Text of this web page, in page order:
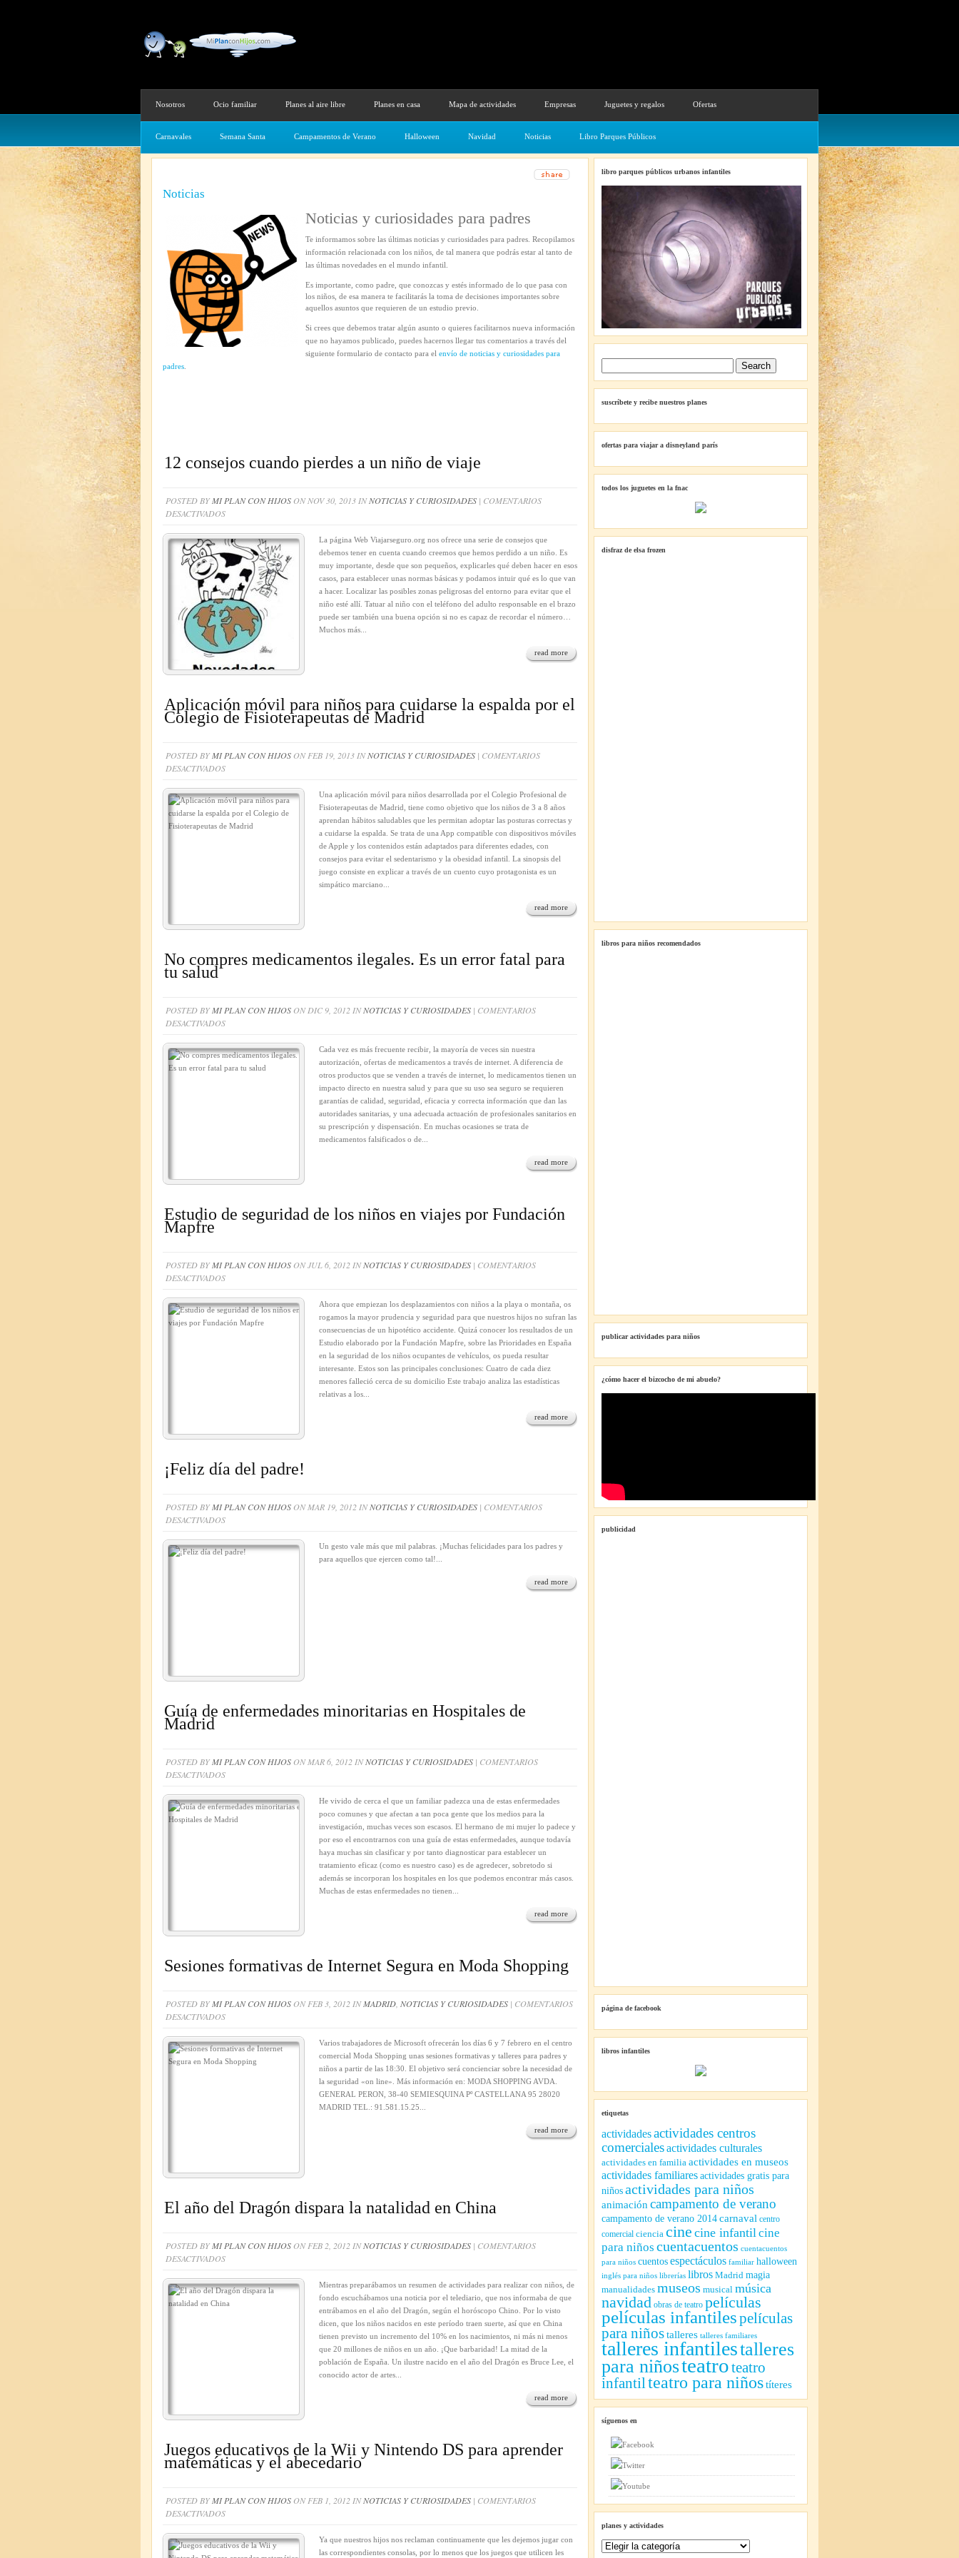
Nosotros Ocio familiar Planes al aire libre Planes en casa Mapa de actividades Empresas Juguetes y regalos Ofertas
Carnavales Semana Santa Campamentos de Verano Halloween Navidad Noticias Libro Parques Públicos
Noticias
Noticias y curiosidades para padres
Te informamos sobre las últimas noticias y curiosidades para padres. Recopilamos
información relacionada con los niños, de tal manera que podrás estar al tanto de
las últimas novedades en el mundo infantil.
Es importante, como padre, que conozcas y estés informado de lo que pasa con
los niños, de esa manera te facilitarás la toma de decisiones importantes sobre
aquellos asuntos que requieren de un estudio previo.
Si crees que debemos tratar algún asunto o quieres facilitarnos nueva información
que no hayamos publicado, puedes hacernos llegar tus comentarios a través del
siguiente formulario de contacto para el envío de noticias y curiosidades para
padres
12 consejos cuando pierdes a un niño de viaje
POSTED BY MI PLAN CON HIJOS ON NOV 30, 2013 INNOTICIAS Y CURIOSIDADES | COMENTARIOS
DESACTIVADOSEN
CONSEJOS
CUANDO
PIERDES
A
UN
NIÑO
DE
VIAJE
La página Web Viajarseguro.org nos ofrece una serie de consejos que
debemos tener en cuenta cuando creemos que hemos perdido a un niño. Es
muy importante, desde que son pequeños, explicarles qué deben hacer en esos
casos, para establecer unas normas básicas y podamos intuir qué es lo que van
a hacer. Localizar las posibles zonas peligrosas del entorno para evitar que el
niño esté allí. Tatuar al niño con el teléfono del adulto responsable en el brazo
puede ser también una buena opción si no es capaz de recordar el número…
Muchos más...
read more
Aplicación móvil para niños para cuidarse la espalda por el
Colegio de Fisioterapeutas de Madrid
POSTED BY MI PLAN CON HIJOS ON FEB 19, 2013 INNOTICIAS Y CURIOSIDADES | COMENTARIOS
DESACTIVADOSEN
MÓVIL
PARA
NIÑOS
PARA
MADRID
Una aplicación móvil para niños desarrollada por el Colegio Profesional de
Fisioterapeutas de Madrid, tiene como objetivo que los niños de 3 a 8 años
aprendan hábitos saludables que les permitan adoptar las posturas correctas y
a cuidarse la espalda. Se trata de una App compatible con dispositivos móviles
de Apple y los contenidos están adaptados para diferentes edades, con
consejos para evitar el sedentarismo y la obesidad infantil. La sinopsis del
juego consiste en explicar a través de un cuento cuyo protagonista es un
simpático marciano...
read more
No compres medicamentos ilegales. Es un error fatal para
tu salud
POSTED BY MI PLAN CON HIJOS ON DIC 9, 2012 INNOTICIAS Y CURIOSIDADES | COMENTARIOS
DESACTIVADOSEN
COMPRES
MEDICAMENTOS
ILEGALES.
Cada vez es más frecuente recibir, la mayoría de veces sin nuestra
autorización, ofertas de medicamentos a través de internet. A diferencia de
otros productos que se venden a través de internet, lo medicamentos tienen un
impacto directo en nuestra salud y para que su uso sea seguro se requieren
garantías de calidad, seguridad, eficacia y correcta información que dan las
autoridades sanitarias, y una adecuada actuación de profesionales sanitarios en
su prescripción y dispensación. En muchas ocasiones se trata de
medicamentos falsificados o de...
read more
Estudio de seguridad de los niños en viajes por Fundación
Mapfre
POSTED BY MI PLAN CON HIJOS ON JUL 6, 2012 INNOTICIAS Y CURIOSIDADES | COMENTARIOS
DESACTIVADOSEN
DE
SEGURIDAD
DE
Ahora que empiezan los desplazamientos con niños a la playa o montaña, os
rogamos la mayor prudencia y seguridad para que nuestros hijos no sufran las
consecuencias de un hipotético accidente. Quizá conocer los resultados de un
Estudio elaborado por la Fundación Mapfre, sobre las Prioridades en España
en la seguridad de los niños ocupantes de vehículos, os pueda resultar
interesante. Estos son las principales conclusiones: Cuatro de cada diez
menores falleció cerca de su domicilio Este trabajo analiza las estadísticas
relativas a los...
read more
¡Feliz día del padre!
POSTED BY MI PLAN CON HIJOS ON MAR 19, 2012 INNOTICIAS Y CURIOSIDADES | COMENTARIOS
DESACTIVADOSEN
DÍA
DEL
Un gesto vale más que mil palabras. ¡Muchas felicidades para los padres y
para aquellos que ejercen como tal!...
read more
Guía de enfermedades minoritarias en Hospitales de
Madrid
POSTED BY MI PLAN CON HIJOS ON MAR 6, 2012 INNOTICIAS Y CURIOSIDADES | COMENTARIOS
DESACTIVADOSEN
DE
ENFERMEDADES
MINORITARIAS
He vivido de cerca el que un familiar padezca una de estas enfermedades
poco comunes y que afectan a tan poca gente que los medios para la
investigación, muchas veces son escasos. El hermano de mi mujer lo padece y
por eso el encontrarnos con una guía de estas enfermedades, aunque todavía
haya muchas sin clasificar y por tanto diagnosticar para establecer un
tratamiento eficaz (como es nuestro caso) es de agredecer, sobretodo si
además se incorporan los hospitales en los que podemos encontrar más casos.
Muchas de estas enfermedades no tienen...
read more
Sesiones formativas de Internet Segura en Moda Shopping
POSTED BY MI PLAN CON HIJOS ON FEB 3, 2012 INMADRID NOTICIAS Y CURIOSIDADES | COMENTARIOS
DESACTIVADOSEN
FORMATIVAS
DE
INTERNET
Varios trabajadores de Microsoft ofrecerán los días 6 y 7 febrero en el centro
comercial Moda Shopping unas sesiones formativas y talleres para padres y
niños a partir de las 18:30. El objetivo será concienciar sobre la necesidad de
la seguridad «on line». Más información en: MODA SHOPPING AVDA.
GENERAL PERON, 38-40 SEMIESQUINA Pº CASTELLANA 95 28020
MADRID TEL.: 91.581.15.25...
read more
El año del Dragón dispara la natalidad en China
POSTED BY MI PLAN CON HIJOS ON FEB 2, 2012 INNOTICIAS Y CURIOSIDADES | COMENTARIOS
DESACTIVADOSEN
AÑO
DEL
DRAGÓN
Mientras preparábamos un resumen de actividades para realizar con niños, de
fondo escuchábamos una noticia por el telediario, que nos informaba de que
entrábamos en el año del Dragón, según el horóscopo Chino. Por lo visto
dicen, que los niños nacidos en este período traen suerte, así que en China
tienen previsto un incremento del 10% en los nacimientos, ni más ni menos
que 20 millones de niños en un año. ¡Que barbaridad! La mitad de la
población de España. Un ilustre nacido en el año del Dragón es Bruce Lee, el
conocido actor de artes...
read more
Juegos educativos de la Wii y Nintendo DS para aprender
matemáticas y el abecedario
POSTED BY MI PLAN CON HIJOS ON FEB 1, 2012 INNOTICIAS Y CURIOSIDADES | COMENTARIOS
DESACTIVADOSEN
EDUCATIVOS
DE
Ya que nuestros hijos nos reclaman continuamente que les dejemos jugar con
las correspondientes consolas, por lo menos que los juegos que utilicen les
libro parques públicos urbanos infantiles
suscríbete y recibe nuestros planes
ofertas para viajar a disneyland parís
todos los juguetes en la fnac
disfraz de elsa frozen
libros para niños recomendados
publicar actividades para niños
¿cómo hacer el bizcocho de mi abuelo?
publicidad
página de facebook
libros infantiles
etiquetas
actividadesactividades centros
comercialesactividades culturales
actividades en familia actividades en museos
actividades familiaresactividades gratis para
niñosactividades para niños
animación campamento de verano
campamento de verano 2014carnaval centro
comercial ciencia cine cine infantilcine
para niños cuentacuentos cuentacuentos
para niños cuentosespectáculos familiar halloween
inglés para niños librerías libros Madrid magia
manualidades museos musical música
navidad obras de teatro películas
películas infantilespelículas
para niñostalleres talleres familiares
talleres infantilestalleres
para niñosteatroteatro
infantilteatro para niñostíteres
síguenos en
planes y actividades
Planes